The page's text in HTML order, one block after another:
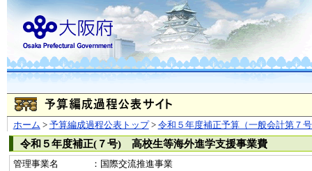
ホーム > 予算編成過程公表トップ> 令和５年度補正予算（一般会計第７
令和５年度補正(７号) 高校生等海外進学支援事業費
管理事業名
：国際交流推進事業